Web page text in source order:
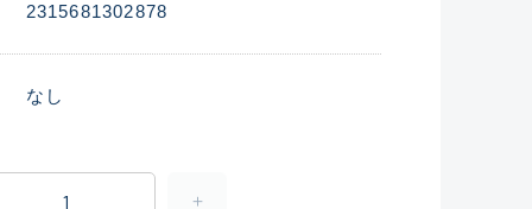
2315681302878
なし